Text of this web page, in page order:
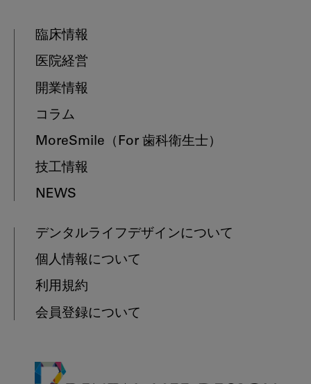
臨床情報
医院経営
開業情報
コラム
MoreSmile （For 歯科衛生士）
技工情報
NEWS
デンタルライフデザインについて
個人情報について
利用規約
会員登録について